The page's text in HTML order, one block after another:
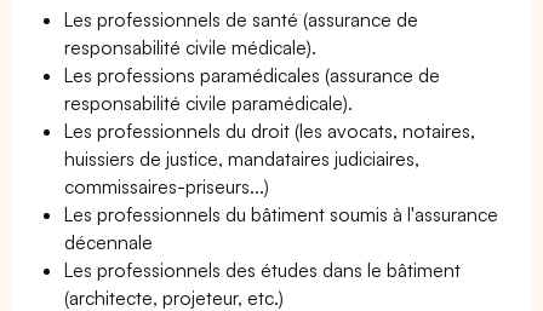
Les professionnels de santé (assurance de
responsabilité civile médicale).
Les professions paramédicales (assurance de
responsabilité civile paramédicale).
Les professionnels du droit (les avocats, notaires,
huissiers de justice, mandataires judiciaires,
commissaires-priseurs...)
Les professionnels du bâtiment soumis à l'assurance
décennale
Les professionnels des études dans le bâtiment
(architecte, projeteur, etc.)